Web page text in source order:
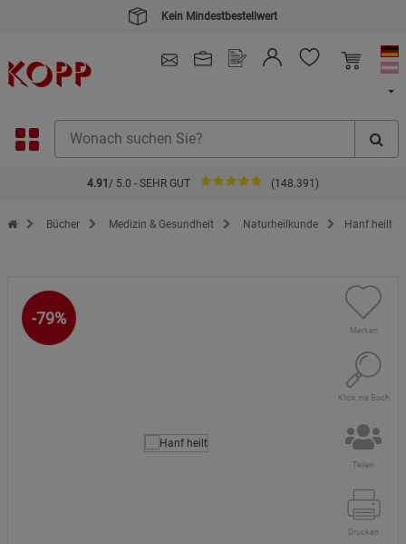
4.91 / 5.0 - SEHR GUT (148.391)
Zur Startseite des Kopp Verlag Online-Shop
Bücher Medizin & Gesundheit Naturheilkunde Hanf heilt
-79%
Merken
Klick ins Buch
Teilen
Drucken